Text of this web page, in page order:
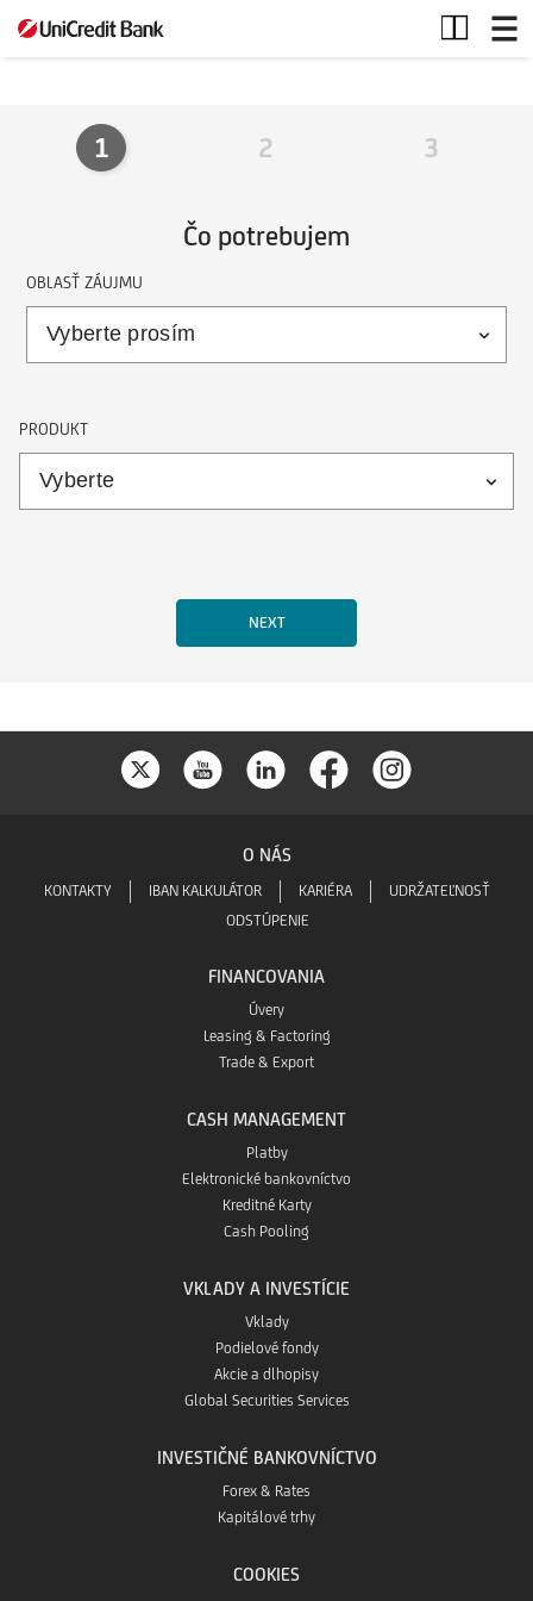
Kontaktný
formulár
1 2 3
Čo potrebujem
OBLASŤ ZÁUJMU
PRODUKT
O NÁS
KONTAKTY IBAN KALKULÁTOR KARIÉRA
UDRŽATEĽNOSŤ
ODSTÚPENIE
FINANCOVANIA
Úvery
Leasing & Factoring
Trade & Export
CASH MANAGEMENT
Platby
Elektronické bankovníctvo
Kreditné Karty
Cash Pooling
VKLADY A INVESTÍCIE
Vklady
Podielové fondy
Akcie a dlhopisy
Global Securities Services
INVESTIČNÉ BANKOVNÍCTVO
Forex & Rates
Kapitálové trhy
COOKIES